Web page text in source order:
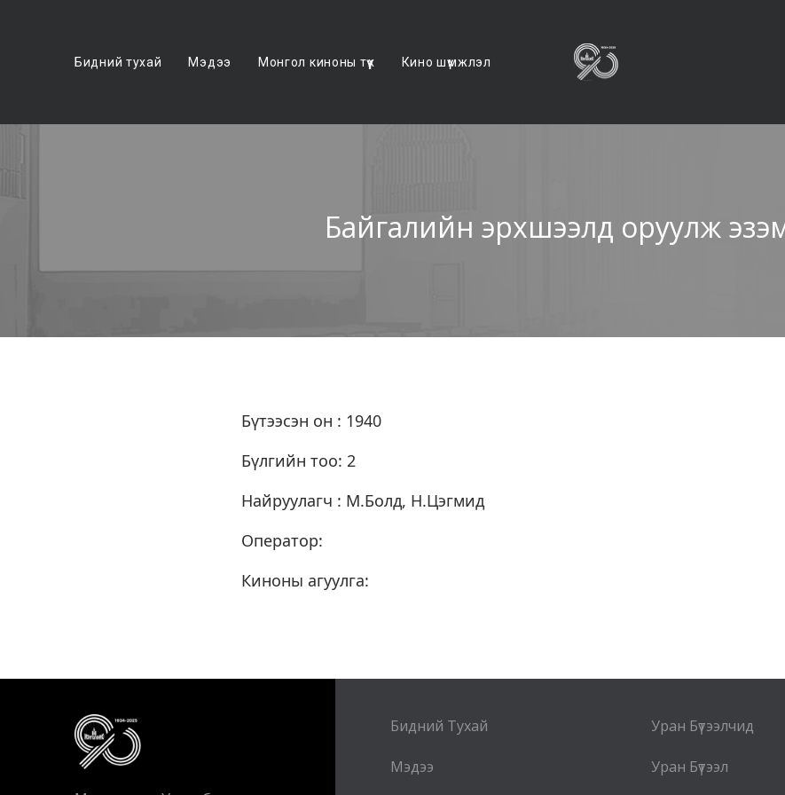
Бидний тухай Мэдээ Монгол киноны түүх Кино шүүмжлэл
Байгалийн эрхшээлд оруулж
Бүтээсэн он : 1940
Бүлгийн тоо: 2
Найруулагч : М.Болд, Н.Цэгмид
Оператор:
Киноны агуулга:
Бидний Тухай
Мэдээ
Уран Бүтээлчид
Уран Бүтээл